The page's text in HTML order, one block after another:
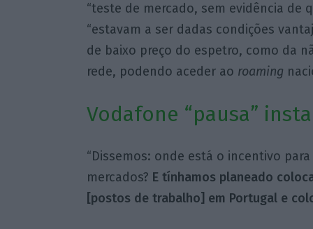
“teste de mercado, sem evidência de
“estavam a ser dadas condições
de baixo preço do espetro, como da
rede, podendo aceder ao roaming
Vodafone “pausa”
“Dissemos: onde está o incentivo
mercados? E tínhamos planeado
[postos de trabalho] em Portugal e